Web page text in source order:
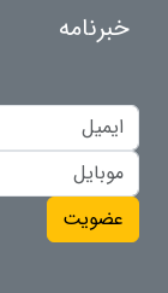
خبرنامه
عضویت